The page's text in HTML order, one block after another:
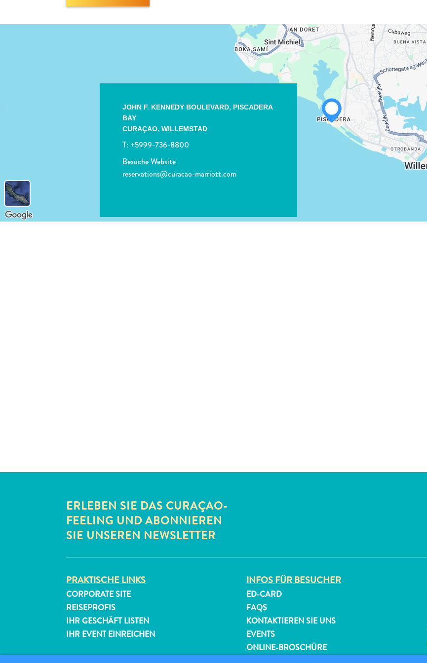
JOHN F. KENNEDY BOULEVARD, PISCADERA
BAY
CURAÇAO, WILLEMSTAD
T: +5999-736-8800
Besuche Website
reservations@curacao-marriott.com
ERLEBEN SIE DAS CURAÇAO-
FEELING UND ABONNIEREN
SIE UNSEREN NEWSLETTER
PRAKTISCHE LINKS
CORPORATE SITE
REISEPROFIS
IHR GESCHÄFT LISTEN
IHR EVENT EINREICHEN
INFOS FÜR BESUCHER
ED-CARD
FAQS
KONTAKTIEREN SIE UNS
EVENTS
ONLINE-BROSCHÜRE